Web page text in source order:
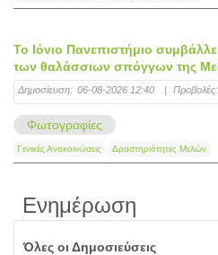
Το Ιόνιο Πανεπιστήμιο
των θαλάσσιων σπόγγων της
Δημοσίευση: 06-08-2026 12:40 | Προβολές:
Φωτογραφίες
Γενικές Ανακοινώσεις Δραστηριότητες Μελών
Ενημέρωση
Όλες οι Δημοσιεύσεις